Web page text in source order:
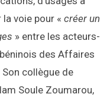
voie pour « créer un
» entre les acteurs-
des Affaires
collègue de
Soule Zoumarou,